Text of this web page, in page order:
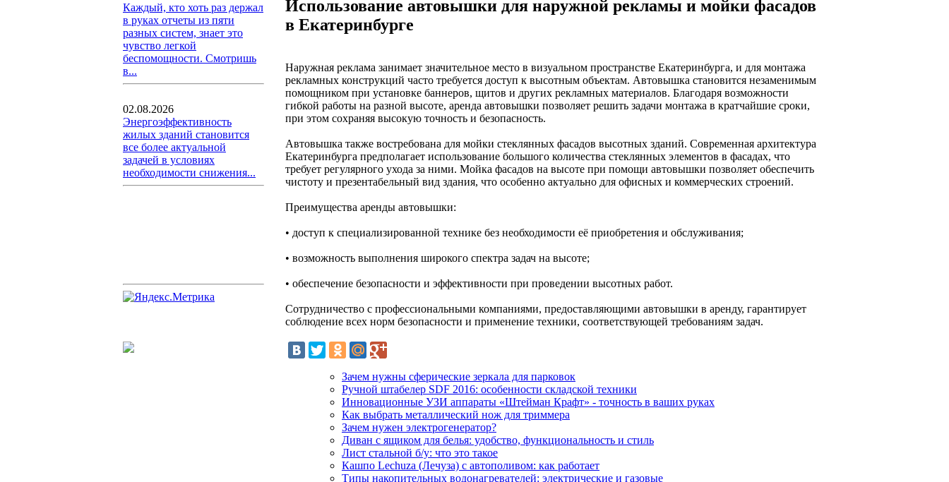
Каждый, кто хоть раз держал
в руках отчеты из пяти
разных систем, знает это
чувство легкой
беспомощности. Смотришь
в...
02.08.2026
Энергоэффективность
жилых зданий становится
все более актуальной
задачей в условиях
необходимости снижения...
Использование автовышки для наружной рекламы и мойки фасадов
в Екатеринбурге
Наружная реклама занимает значительное место в визуальном пространстве Екатеринбурга, и для монтажа
рекламных конструкций часто требуется доступ к высотным объектам. Автовышка становится незаменимым
помощником при установке баннеров, щитов и других рекламных материалов. Благодаря возможности
гибкой работы на разной высоте, аренда автовышки позволяет решить задачи монтажа в кратчайшие сроки,
при этом сохраняя высокую точность и безопасность.
Автовышка также востребована для мойки стеклянных фасадов высотных зданий. Современная архитектура
Екатеринбурга предполагает использование большого количества стеклянных элементов в фасадах, что
требует регулярного ухода за ними. Мойка фасадов на высоте при помощи автовышки позволяет обеспечить
чистоту и презентабельный вид здания, что особенно актуально для офисных и коммерческих строений.
Преимущества аренды автовышки:
• доступ к специализированной технике без необходимости её приобретения и обслуживания;
• возможность выполнения широкого спектра задач на высоте;
• обеспечение безопасности и эффективности при проведении высотных работ.
Сотрудничество с профессиональными компаниями, предоставляющими автовышки в аренду, гарантирует
соблюдение всех норм безопасности и применение техники, соответствующей требованиям задач.
Зачем нужны сферические зеркала для парковок
Ручной штабелер SDF 2016: особенности складской техники
Инновационные УЗИ аппараты «Штейман Крафт» - точность в ваших руках
Как выбрать металлический нож для триммера
Зачем нужен электрогенератор?
Диван с ящиком для белья: удобство, функциональность и стиль
Лист стальной б/у: что это такое
Кашпо Lechuza (Лечуза) с автополивом: как работает
Типы накопительных водонагревателей: электрические и газовые